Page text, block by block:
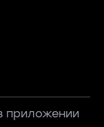
приложении